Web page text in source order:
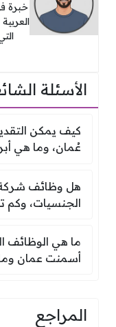
خبرة
الأسئلة
كيف يمكن
كيف يمكن
عُمان، وما هي
هل وظائف
هل وظائف
الجنسيات، وكم
ما هي
ما هي الوظائف
أسمنت عمان
المراجع